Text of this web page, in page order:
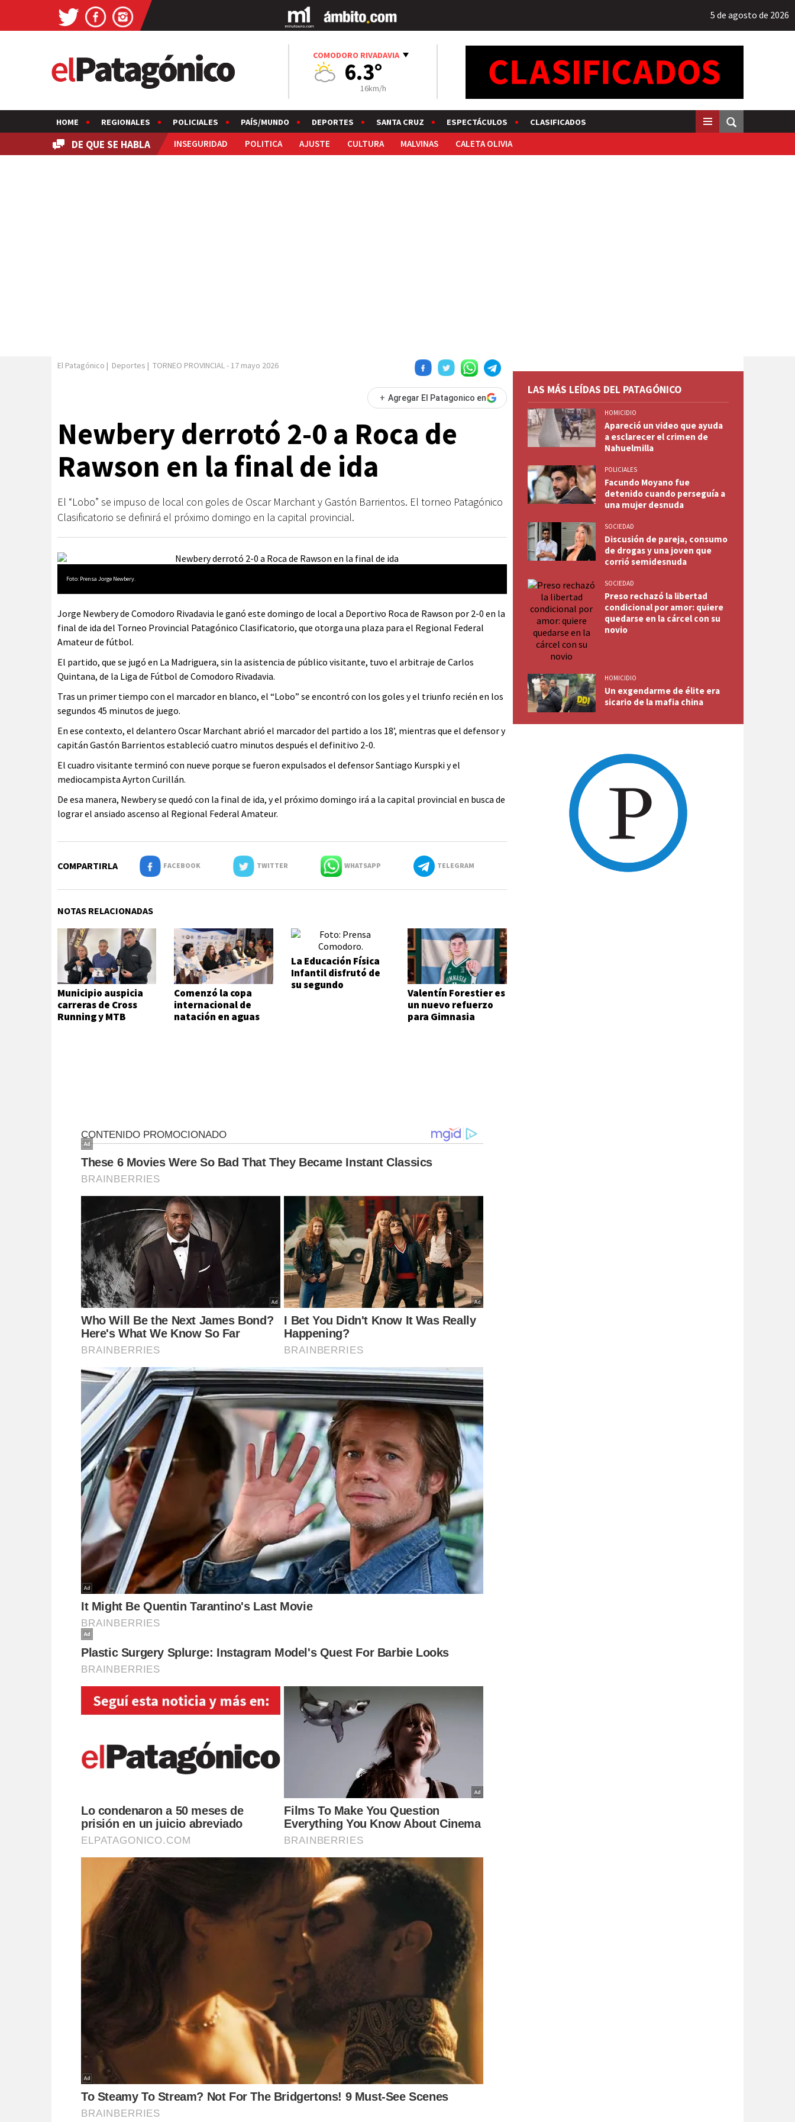
5 de agosto de 2026
COMODORO RIVADAVIA
6.3°
16km/h
HOME REGIONALES POLICIALES PAÍS/MUNDO DEPORTES SANTA CRUZ ESPECTÁCULOS CLASIFICADOS
DE QUE SE HABLA INSEGURIDAD POLITICA AJUSTE CULTURA MALVINAS CALETA OLIVIA
El Patagónico | Deportes | TORNEO PROVINCIAL- 17 mayo 2026
+ Agregar El Patagonico en
Newbery derrotó 2-0 a Roca de
Rawson en la final de ida
El “Lobo” se impuso de local con goles de Oscar Marchant y Gastón Barrientos. El torneo Patagónico
Clasificatorio se definirá el próximo domingo en la capital provincial.
Foto: Prensa Jorge Newbery.
Jorge Newbery de Comodoro Rivadavia le ganó este domingo de local a Deportivo Roca de Rawson por 2-0 en la
final de ida del Torneo Provincial Patagónico Clasificatorio, que otorga una plaza para el Regional Federal
Amateur de fútbol.
El partido, que se jugó en La Madriguera, sin la asistencia de público visitante, tuvo el arbitraje de Carlos
Quintana, de la Liga de Fútbol de Comodoro Rivadavia.
Tras un primer tiempo con el marcador en blanco, el “Lobo” se encontró con los goles y el triunfo recién en los
segundos 45 minutos de juego.
En ese contexto, el delantero Oscar Marchant abrió el marcador del partido a los 18’, mientras que el defensor y
capitán Gastón Barrientos estableció cuatro minutos después el definitivo 2-0.
El cuadro visitante terminó con nueve porque se fueron expulsados el defensor Santiago Kurspki y el
mediocampista Ayrton Curillán.
De esa manera, Newbery se quedó con la final de ida, y el próximo domingo irá a la capital provincial en busca de
lograr el ansiado ascenso al Regional Federal Amateur.
COMPARTIRLA FACEBOOK TWITTER WHATSAPP TELEGRAM
NOTAS RELACIONADAS
Municipio auspicia
carreras de Cross
Running y MTB
Comenzó la copa
internacional de
natación en aguas
La Educación Física
Infantil disfrutó de
su segundo
Valentín Forestier es
un nuevo refuerzo
para Gimnasia
LAS MÁS LEÍDAS DEL PATAGÓNICO
HOMICIDIO
Apareció un video que ayuda
a esclarecer el crimen de
Nahuelmilla
POLICIALES
Facundo Moyano fue
detenido cuando perseguía a
una mujer desnuda
SOCIEDAD
Discusión de pareja, consumo
de drogas y una joven que
corrió semidesnuda
SOCIEDAD
Preso rechazó la libertad
condicional por amor: quiere
quedarse en la cárcel con su
novio
HOMICIDIO
Un exgendarme de élite era
sicario de la mafia china